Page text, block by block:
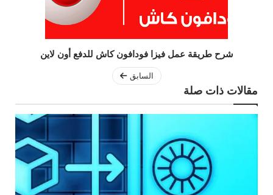
شرح طريقة عمل فيزا فودافون كاش للدفع أون لاين
السابق
مقالات ذات صلة